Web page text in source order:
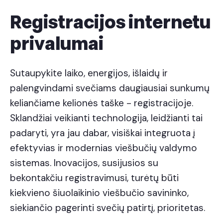
Registracijos internetu
privalumai
Sutaupykite laiko, energijos, išlaidų ir
palengvindami svečiams daugiausiai sunkumų
keliančiame kelionės taške - registracijoje.
Sklandžiai veikianti technologija, leidžianti tai
padaryti, yra jau dabar, visiškai integruota į
efektyvias ir modernias viešbučių valdymo
sistemas. Inovacijos, susijusios su
bekontakčiu registravimusi, turėtų būti
kiekvieno šiuolaikinio viešbučio savininko,
siekiančio pagerinti svečių patirtį, prioritetas.